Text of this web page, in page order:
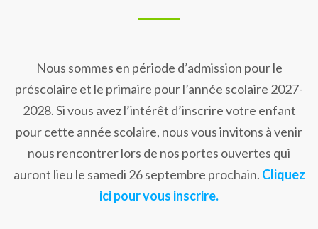
Nous sommes en période d’admission pour le
préscolaire et le primaire pour l’année scolaire 2027-
2028.Si vous avez l’intérêt d’inscrire votre enfant
pour cette année scolaire, nous vous invitons à venir
nous rencontrer lors de nos portes ouvertes qui
auront lieu le samedi 26 septembre prochain. Cliquez
ici pour vous inscrire.